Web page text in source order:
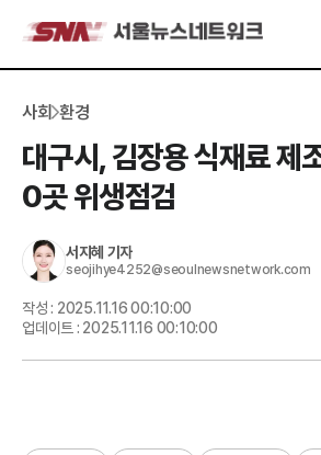
사회 환경
대구시, 김장용 식재료 제
0곳 위생점검
서지혜 기자
seojihye4252@seoulnewsnetwork.com
작성 : 2025.11.16 00:10:00
업데이트 : 2025.11.16 00:10:00